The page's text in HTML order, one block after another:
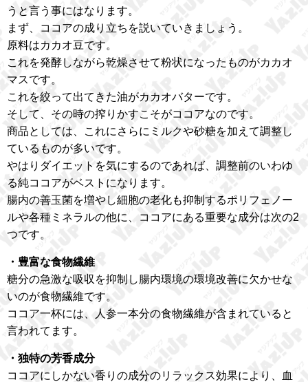
うと言う事にはなります。
まず、ココアの成り立ちを説いていきましょう。
原料はカカオ豆です。
これを発酵しながら乾燥させて粉状になったものがカカオ
マスです。
これを絞って出てきた油がカカオバターです。
そして、その時の搾りかすこそがココアなのです。
商品としては、これにさらにミルクや砂糖を加えて調整し
ているものが多いです。
やはりダイエットを気にするのであれば、調整前のいわゆ
る純ココアがベストになります。
腸内の善玉菌を増やし細胞の老化も抑制するポリフェノー
ルや各種ミネラルの他に、ココアにある重要な成分は次の2
つです。
・豊富な食物繊維
糖分の急激な吸収を抑制し腸内環境の環境改善に欠かせな
いのが食物繊維です。
ココア一杯には、人参一本分の食物繊維が含まれていると
言われてます。
・独特の芳香成分
ココアにしかない香りの成分のリラックス効果により、血